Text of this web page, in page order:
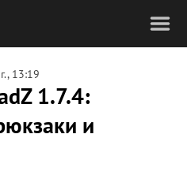
13:19
1.7.4:
и